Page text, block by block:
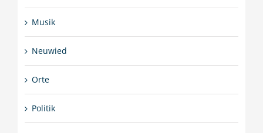
Musik
Neuwied
Orte
Politik